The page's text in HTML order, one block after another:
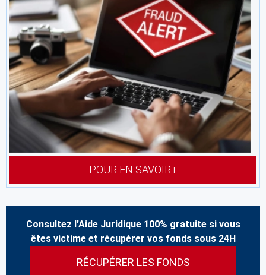
POUR EN SAVOIR+
Consultez l’Aide Juridique 100% gratuite si vous
êtes victime et récupérer vos fonds sous 24H
RÉCUPÉRER LES FONDS